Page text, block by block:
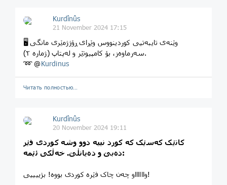
Kurdînûs
21 November 2024 17:15
🖥 وێنەی تایبەتیی کوردینووس وێڕای ڕۆژژمێری مانگی
سەرماوەز، بۆ کامپیوتێر و لەپتاپ (ژماره ٢).
➿ @Kurdinus
Читать полностью…
Kurdînûs
20 November 2024 19:11
کاتێک کەسێک کە کورد نییە دوو وشە کوردی فێر
دەبێ و دەیانڵێ. خەڵکی ئێمە:
وااااااو چەن چاک فێرە کوردی بووە! بژییییی!